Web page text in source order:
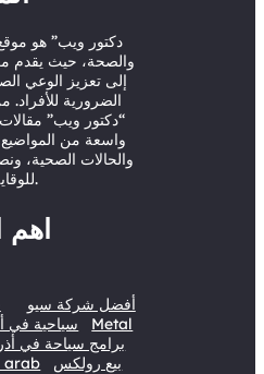
والصحة، حيث يقدم
إلى تعزيز الوعي
الضرورية للأفراد.
“دكتور ويب”
واسعة من
والحالات الصحية،
للوقاية من الأمراض.
أفضل شركة سيو
سياحية في
Metal
برامج سياحة في
arab
بيع رولكس